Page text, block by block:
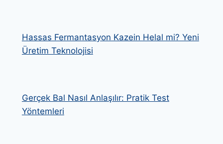
Hassas Fermantasyon Kazein Helal mi? Yeni
Üretim Teknolojisi
Gerçek Bal Nasıl Anlaşılır: Pratik Test
Yöntemleri